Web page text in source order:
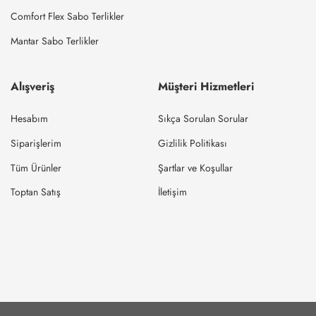
Comfort Flex Sabo Terlikler
Mantar Sabo Terlikler
Alışveriş
Hesabım
Siparişlerim
Tüm Ürünler
Toptan Satış
Müşteri Hizmetleri
Sıkça Sorulan Sorular
Gizlilik Politikası
Şartlar ve Koşullar
İletişim